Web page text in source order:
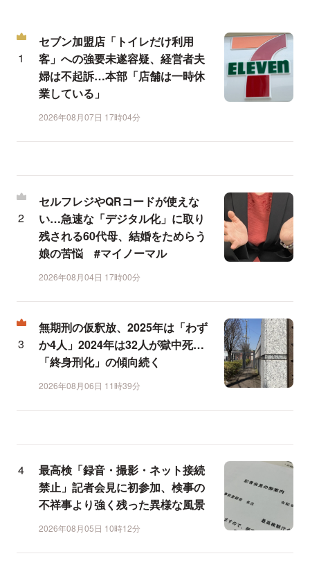
セブン加盟店「トイレだけ利用
客」への強要未遂容疑、経営者夫
婦は不起訴…本部「店舗は一時休
業している」
2026年08月07日 17時04分
セルフレジやQRコードが使えな
い…急速な「デジタル化」に取り
残される60代母、結婚をためらう
娘の苦悩 #マイノーマル
2026年08月04日 17時00分
無期刑の仮釈放、2025年は「わず
か4人」2024年は32人が獄中死…
「終身刑化」の傾向続く
2026年08月06日 11時39分
最高検「録音・撮影・ネット接続
禁止」記者会見に初参加、検事の
不祥事より強く残った異様な風景
2026年08月05日 10時12分